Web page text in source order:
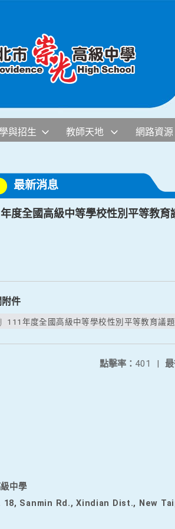
與招生 教師天地 網路資源
最新消息
度全國高級中等學校性別平等教
件
111年度全國高級中等學校性別平等教育議
點擊率： 401 |
中學
18, Sanmin Rd., Xindian Dist., New